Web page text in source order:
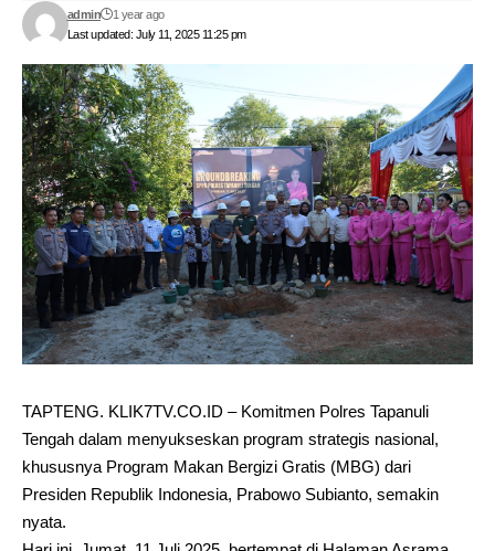
Last updated: July 11, 2025 11:25 pm
admin 1 year ago
TAPTENG. KLIK7TV.CO.ID – Komitmen Polres Tapanuli
Tengah dalam menyukseskan program strategis nasional,
khususnya Program Makan Bergizi Gratis (MBG) dari
Presiden Republik Indonesia, Prabowo Subianto, semakin
nyata.